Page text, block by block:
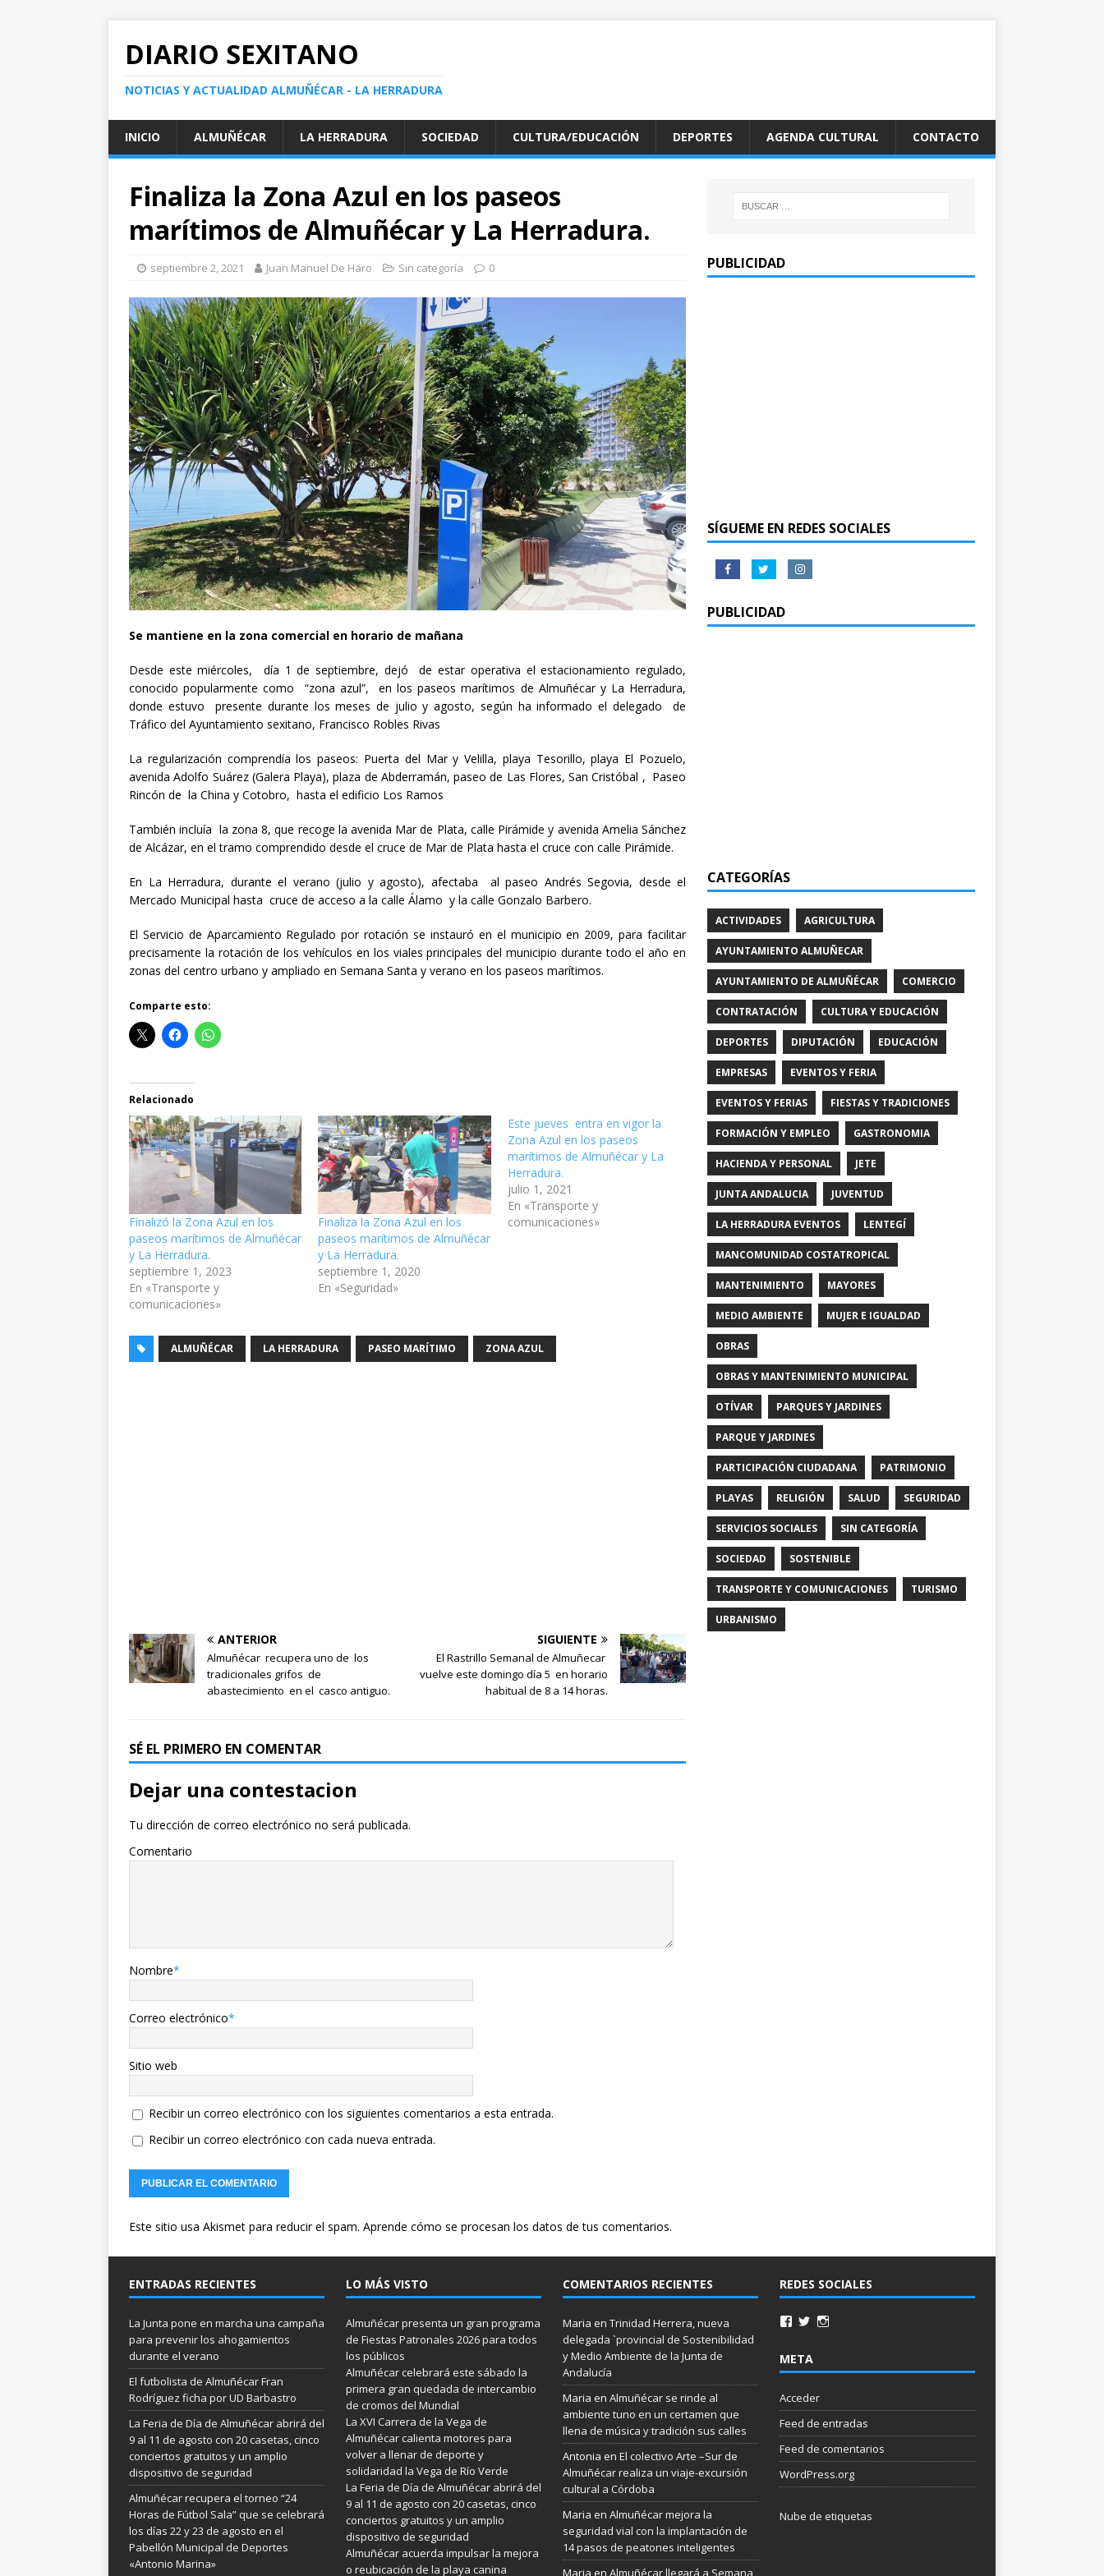
DIARIO SEXITANO
NOTICIAS Y ACTUALIDAD ALMUÑÉCAR - LA HERRADURA
INICIO ALMUÑÉCAR LA HERRADURA SOCIEDAD CULTURA/EDUCACIÓN DEPORTES AGENDA CULTURAL CONTACTO
Finaliza la Zona Azul en los paseos
marítimos de Almuñécar y La Herradura.
septiembre 2, 2021 Juan Manuel De Haro Sin categoría 0
Se mantiene en la zona comercial en horario de mañana
Desde este miércoles, día 1 de septiembre, dejó de estar operativa el estacionamiento regulado,
conocido popularmente como “zona azul”, en los paseos marítimos de Almuñécar y La Herradura,
donde estuvo presente durante los meses de julio y agosto, según ha informado el delegado de
Tráfico del Ayuntamiento sexitano, Francisco Robles Rivas
La regularización comprendía los paseos: Puerta del Mar y Velilla, playa Tesorillo, playa El Pozuelo,
avenida Adolfo Suárez (Galera Playa), plaza de Abderramán, paseo de Las Flores, San Cristóbal , Paseo
Rincón de la China y Cotobro, hasta el edificio Los Ramos
También incluía la zona 8, que recoge la avenida Mar de Plata, calle Pirámide y avenida Amelia Sánchez
de Alcázar, en el tramo comprendido desde el cruce de Mar de Plata hasta el cruce con calle Pirámide.
En La Herradura, durante el verano (julio y agosto), afectaba al paseo Andrés Segovia, desde el
Mercado Municipal hasta cruce de acceso a la calle Álamo y la calle Gonzalo Barbero.
El Servicio de Aparcamiento Regulado por rotación se instauró en el municipio en 2009, para facilitar
precisamente la rotación de los vehículos en los viales principales del municipio durante todo el año en
zonas del centro urbano y ampliado en Semana Santa y verano en los paseos marítimos.
Comparte esto:
Relacionado
Finalizó la Zona Azul en los
paseos marítimos de Almuñécar
y La Herradura.
septiembre 1, 2023
En «Transporte y
comunicaciones»
Finaliza la Zona Azul en los
paseos marítimos de Almuñécar
y La Herradura.
septiembre 1, 2020
En «Seguridad»
Este jueves entra en vigor la
Zona Azul en los paseos
marítimos de Almuñécar y La
Herradura.
julio 1, 2021
En «Transporte y
comunicaciones»
ALMUÑÉCAR LA HERRADURA PASEO MARÍTIMO ZONA AZUL
ANTERIOR
Almuñécar recupera uno de los
tradicionales grifos de
abastecimiento en el casco antiguo.
SIGUIENTE
El Rastrillo Semanal de Almuñecar
vuelve este domingo día 5 en horario
habitual de 8 a 14 horas.
SÉ EL PRIMERO EN COMENTAR
Dejar una contestacion
Tu dirección de correo electrónico no será publicada.
Comentario
Nombre*
Correo electrónico*
Sitio web
Recibir un correo electrónico con los siguientes comentarios a esta entrada.
Recibir un correo electrónico con cada nueva entrada.
Este sitio usa Akismet para reducir el spam. Aprende cómo se procesan los datos de tus comentarios.
PUBLICIDAD
SÍGUEME EN REDES SOCIALES
PUBLICIDAD
CATEGORÍAS
ACTIVIDADES AGRICULTURA
AYUNTAMIENTO ALMUÑECAR
AYUNTAMIENTO DE ALMUÑÉCAR COMERCIO
CONTRATACIÓN CULTURA Y EDUCACIÓN
DEPORTES DIPUTACIÓN EDUCACIÓN
EMPRESAS EVENTOS Y FERIA
EVENTOS Y FERIAS FIESTAS Y TRADICIONES
FORMACIÓN Y EMPLEO GASTRONOMIA
HACIENDA Y PERSONAL JETE
JUNTA ANDALUCIA JUVENTUD
LA HERRADURA EVENTOS LENTEGÍ
MANCOMUNIDAD COSTATROPICAL
MANTENIMIENTO MAYORES
MEDIO AMBIENTE MUJER E IGUALDAD
OBRAS
OBRAS Y MANTENIMIENTO MUNICIPAL
OTÍVAR PARQUES Y JARDINES
PARQUE Y JARDINES
PARTICIPACIÓN CIUDADANA PATRIMONIO
PLAYAS RELIGIÓN SALUD SEGURIDAD
SERVICIOS SOCIALES SIN CATEGORÍA
SOCIEDAD SOSTENIBLE
TRANSPORTE Y COMUNICACIONES TURISMO
URBANISMO
ENTRADAS RECIENTES
La Junta pone en marcha una campaña
para prevenir los ahogamientos
durante el verano
El futbolista de Almuñécar Fran
Rodríguez ficha por UD Barbastro
La Feria de Día de Almuñécar abrirá del
9 al 11 de agosto con 20 casetas, cinco
conciertos gratuitos y un amplio
dispositivo de seguridad
Almuñécar recupera el torneo “24
Horas de Fútbol Sala” que se celebrará
los días 22 y 23 de agosto en el
Pabellón Municipal de Deportes
«Antonio Marina»
LO MÁS VISTO
Almuñécar presenta un gran programa
de Fiestas Patronales 2026 para todos
los públicos
Almuñécar celebrará este sábado la
primera gran quedada de intercambio
de cromos del Mundial
La XVI Carrera de la Vega de
Almuñécar calienta motores para
volver a llenar de deporte y
solidaridad la Vega de Río Verde
La Feria de Día de Almuñécar abrirá del
9 al 11 de agosto con 20 casetas, cinco
conciertos gratuitos y un amplio
dispositivo de seguridad
Almuñécar acuerda impulsar la mejora
o reubicación de la playa canina
COMENTARIOS RECIENTES
Maria en Trinidad Herrera, nueva
delegada `provincial de Sostenibilidad
y Medio Ambiente de la Junta de
Andalucía
Maria en Almuñécar se rinde al
ambiente tuno en un certamen que
llena de música y tradición sus calles
Antonia en El colectivo Arte –Sur de
Almuñécar realiza un viaje-excursión
cultural a Córdoba
Maria en Almuñécar mejora la
seguridad vial con la implantación de
14 pasos de peatones inteligentes
Maria en Almuñécar llegará a Semana
REDES SOCIALES
META
Acceder
Feed de entradas
Feed de comentarios
WordPress.org
Nube de etiquetas